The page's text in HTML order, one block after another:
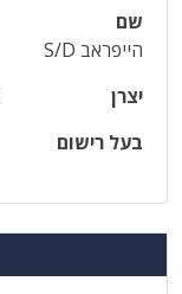
שם
הייפראב S/D
יצרן
בעל רישום